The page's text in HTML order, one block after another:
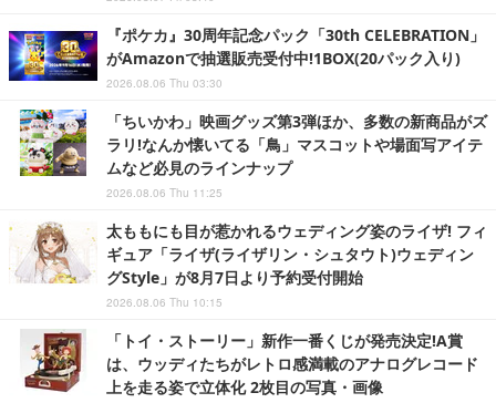
『ポケカ』30周年記念パック「30th CELEBRATION」
がAmazonで抽選販売受付中!1BOX(20パック入り)
2026.08.06 Thu 03:30
「ちいかわ」映画グッズ第3弾ほか、多数の新商品がズ
ラリ!なんか懐いてる「鳥」マスコットや場面写アイテ
ムなど必見のラインナップ
2026.08.06 Thu 11:25
太ももにも目が惹かれるウェディング姿のライザ! フィ
ギュア「ライザ(ライザリン・シュタウト)ウェディン
グStyle」が8月7日より予約受付開始
2026.08.06 Thu 10:15
「トイ・ストーリー」新作一番くじが発売決定!A賞
は、ウッディたちがレトロ感満載のアナログレコード
上を走る姿で立体化 2枚目の写真・画像